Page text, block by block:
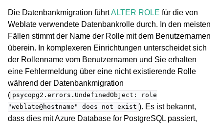
Die Datenbankmigration führtALTER ROLE für die von
Weblate verwendete Datenbankrolle durch. In den meisten
Fällen stimmt der Name der Rolle mit dem Benutzernamen
überein. In komplexeren Einrichtungen unterscheidet sich
der Rollenname vom Benutzernamen und Sie erhalten
eine Fehlermeldung über eine nicht existierende Rolle
während der Datenbankmigration
( psycopg2.errors.UndefinedObject:
role
"weblate@hostname"
does not exist ). Es ist bekannt,
dass dies mit Azure Database for PostgreSQL passiert,